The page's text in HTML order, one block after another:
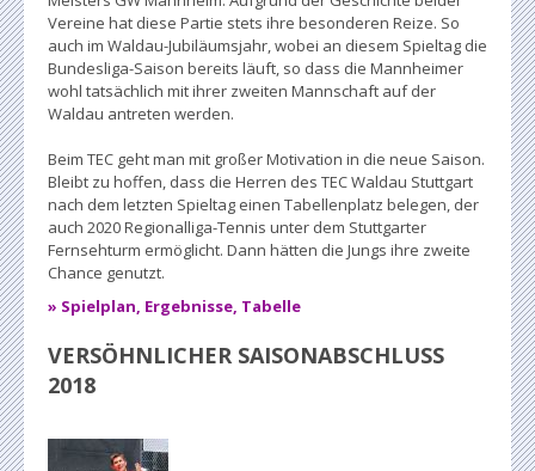
Vereine hat diese Partie stets ihre besonderen Reize. So
auch im Waldau-Jubiläumsjahr, wobei an diesem Spieltag die
Bundesliga-Saison bereits läuft, so dass die Mannheimer
wohl tatsächlich mit ihrer zweiten Mannschaft auf der
Waldau antreten werden.
Beim TEC geht man mit großer Motivation in die neue Saison.
Bleibt zu hoffen, dass die Herren des TEC Waldau Stuttgart
nach dem letzten Spieltag einen Tabellenplatz belegen, der
auch 2020 Regionalliga-Tennis unter dem Stuttgarter
Fernsehturm ermöglicht. Dann hätten die Jungs ihre zweite
Chance genutzt.
» Spielplan, Ergebnisse, Tabelle
VERSÖHNLICHER SAISONABSCHLUSS
2018